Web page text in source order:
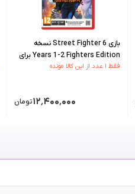
بازی Street Fighter 6 نسخه
Years 1-2 Fighters Edition برای
Nintendo Switch 2
فقط ۱ عدد از این کالا مونده
۱۲٬۴۰۰٬۰۰۰تومان